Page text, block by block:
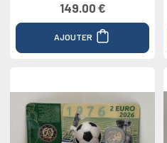
149.00 €
AJOUTER